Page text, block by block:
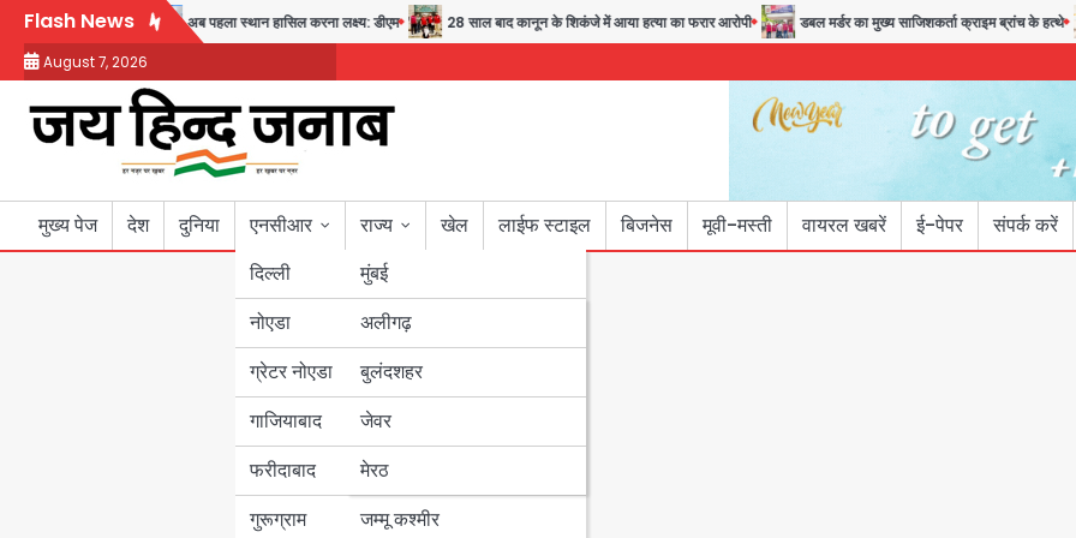
Skip
content
Flash News
और सुरक्षा का संदेश अब पहला स्थान हासिल करना लक्ष्य: डीएम 28 साल बाद कानून के शिकंजे में आया हत्या का फरार आरोपी डबल मर्डर का मुख्य साजिशकर्ता क्राइम ब्रांच के हत्थे
August 7, 2026
मुख्य पेज देश दुनिया
एनसीआर
दिल्ली
नोएडा
ग्रेटर नोएडा
गाजियाबाद
फरीदाबाद
गुरूग्राम
राज्य
मुंबई
उत्तर प्रदेश
अलीगढ़
बुलंदशहर
जेवर
मेरठ
बिहार
पंजाब
हरियाणा
जम्मू कश्मीर
खेल लाईफ स्टाइल बिजनेस मूवी-मस्ती वायरल खबरें ई-पेपर संपर्क करें